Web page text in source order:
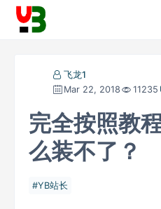
飞龙1
Mar 22, 2018
11235
完全按照教
么装不了？
YB站长